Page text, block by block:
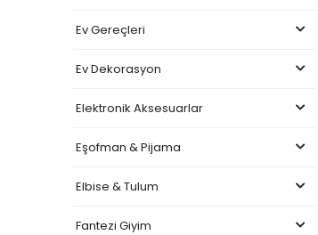
Ev Gereçleri
Ev Dekorasyon
Elektronik Aksesuarlar
Eşofman & Pijama
Elbise & Tulum
Fantezi Giyim